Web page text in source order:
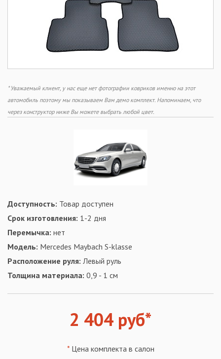
* Уважаемый клиент, у нас еще нет фотографии ковриков именно на этот
автомобиль поэтому мы показываем Вам демо комплект. Напоминаем, что
через конструктор ниже Вы можете выбрать любой цвет.
Доступность: Товар доступен
Срок изготовления: 1-2 дня
Перемычка: нет
Модель: Mercedes Maybach S-klasse
Расположение руля: Левый руль
Толщина материала: 0,9 - 1 см
2 404 руб*
*Цена комплекта в салон